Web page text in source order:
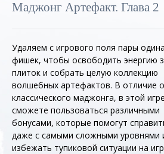
Маджонг Артефакт. Глава 2
Удаляем с игрового поля пары
фишек, чтобы освободить энергию
плиток и собрать целую коллекцию
волшебных артефактов. В отличие
классического маджонга, в этой
сможете пользоваться различными
бонусами, которые помогут
даже с самыми сложными уровнями
избежать тупиковой ситуации на